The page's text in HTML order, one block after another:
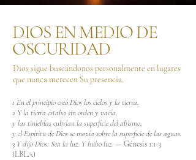
DIOS EN MEDIO DE
OSCURIDAD
Dios sigue buscándonos personalmente en lugares
que nunca merecen Su presencia.
1 En el principio creó Dios los cielos y la tierra.
2 Y la tierra estaba sin orden y vacía,
y las tinieblas cubrían la superficie del abismo,
y el Espíritu de Dios se movía sobre la superficie de las aguas.
3 Y dijo Dios: Sea la luz. Y hubo luz. —Génesis 1:1-3
(LBLA)